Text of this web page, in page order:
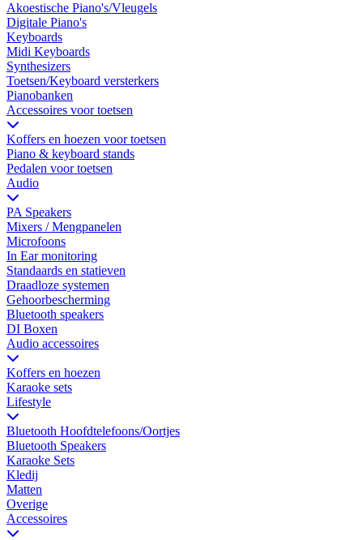
Akoestische Piano's/Vleugels
Digitale Piano's
Keyboards
Midi Keyboards
Synthesizers
Toetsen/Keyboard versterkers
Pianobanken
Accessoires voor toetsen
Koffers en hoezen voor toetsen
Piano & keyboard stands
Pedalen voor toetsen
Audio
PA Speakers
Mixers / Mengpanelen
Microfoons
In Ear monitoring
Standaards en statieven
Draadloze systemen
Gehoorbescherming
Bluetooth speakers
DI Boxen
Audio accessoires
Koffers en hoezen
Karaoke sets
Lifestyle
Bluetooth Hoofdtelefoons/Oortjes
Bluetooth Speakers
Karaoke Sets
Kledij
Matten
Overige
Accessoires